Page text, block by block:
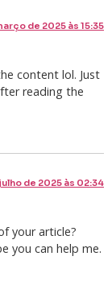
de 2025 às 15:35
content lol. Just
reading the
de 2025 às 02:34
your article?
you can help me.